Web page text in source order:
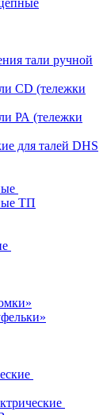
тали ручной
CD (тележки
РА (тележки
для талей DHS
ТП